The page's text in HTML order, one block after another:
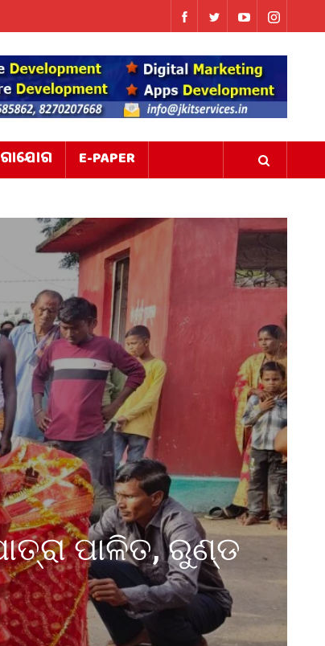
E-PAPER
ପାଳିତ, ରୁଣ୍ଡ